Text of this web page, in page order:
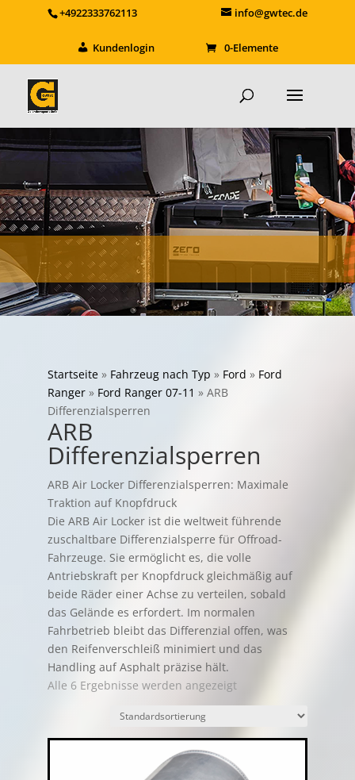
+4922333762113 info@gwtec.de
Kundenlogin 0-Elemente
Startseite» Fahrzeug nach Typ » Ford » Ford
Ranger» Ford Ranger 07-11 » ARB
Differenzialsperren
ARB
Differenzialsperren
ARB Air Locker Differenzialsperren: Maximale
Traktion auf Knopfdruck
Die ARB Air Locker ist die weltweit führende
zuschaltbare Differenzialsperre für Offroad-
Fahrzeuge. Sie ermöglicht es, die volle
Antriebskraft per Knopfdruck gleichmäßig auf
beide Räder einer Achse zu verteilen, sobald
das Gelände es erfordert. Im normalen
Fahrbetrieb bleibt das Differenzial offen, was
den Reifenverschleiß minimiert und das
Handling auf Asphalt präzise hält.
Alle 6 Ergebnisse werden angezeigt